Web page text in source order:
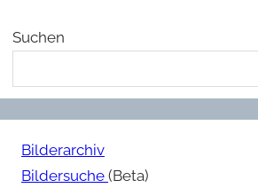
Suchen
Bilderarchiv
Bildersuche (Beta)